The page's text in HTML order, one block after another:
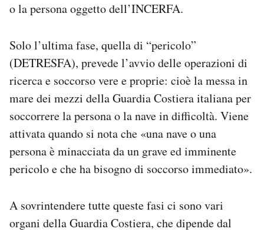
o la persona oggetto dell’INCERFA.
Solo l’ultima fase, quella di “pericolo”
(DETRESFA), prevede l’avvio delle operazioni di
ricerca e soccorso vere e proprie: cioè la messa in
mare dei mezzi della Guardia Costiera italiana per
soccorrere la persona o la nave in difficoltà. Viene
attivata quando si nota che «una nave o una
persona è minacciata da un grave ed imminente
pericolo e che ha bisogno di soccorso immediato».
A sovrintendere tutte queste fasi ci sono vari
organi della Guardia Costiera, che dipende dal